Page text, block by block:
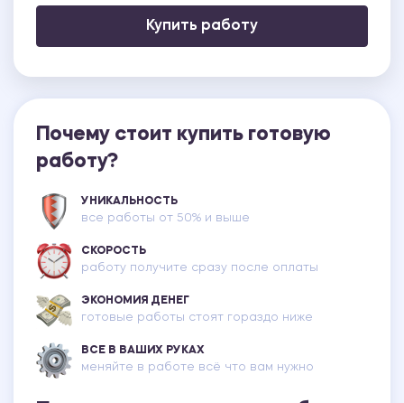
Купить работу
Почему стоит купить готовую
работу?
УНИКАЛЬНОСТЬ
все работы от 50% и выше
СКОРОСТЬ
работу получите сразу после оплаты
ЭКОНОМИЯ ДЕНЕГ
готовые работы стоят гораздо ниже
ВСЕ В ВАШИХ РУКАХ
меняйте в работе всё что вам нужно